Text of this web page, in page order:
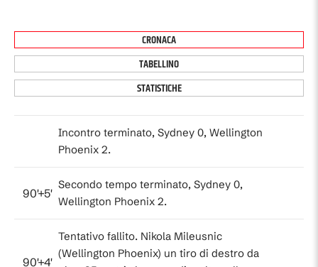
CRONACA
TABELLINO
STATISTICHE
Incontro terminato, Sydney 0, Wellington
Phoenix 2.
90'+5'
Secondo tempo terminato, Sydney 0,
Wellington Phoenix 2.
90'+4'
Tentativo fallito. Nikola Mileusnic
(Wellington Phoenix) un tiro di destro da